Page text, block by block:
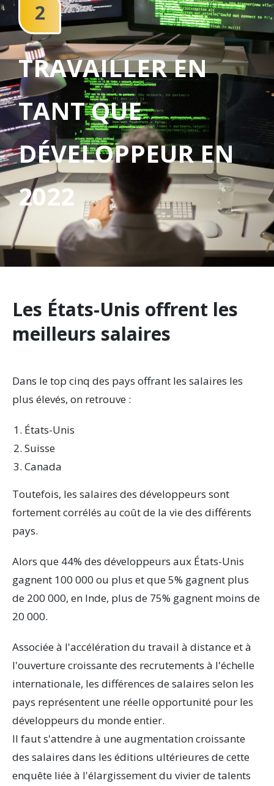
2
TRAVAILLER EN
TANT QUE
DÉVELOPPEUR EN
2022
Les États-Unis offrent les
meilleurs salaires
Dans le top cinq des pays offrant les salaires les
plus élevés, on retrouve :
États-Unis
Suisse
Canada
Toutefois, les salaires des développeurs sont
fortement corrélés au coût de la vie des différents
pays.
Alors que 44% des développeurs aux États-Unis
gagnent 100 000 ou plus et que 5% gagnent plus
de 200 000, en Inde, plus de 75% gagnent moins de
20 000.
Associée à l'accélération du travail à distance et à
l'ouverture croissante des recrutements à l'échelle
internationale, les différences de salaires selon les
pays représentent une réelle opportunité pour les
développeurs du monde entier.
Il faut s'attendre à une augmentation croissante
des salaires dans les éditions ultérieures de cette
enquête liée à l'élargissement du vivier de talents